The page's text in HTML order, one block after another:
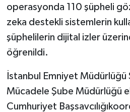
operasyonda 110 şüpheli
zeka destekli sistemlerin
şüphelilerin dijital izler
öğrenildi.
İstanbul Emniyet Müdürlüğü
Mücadele Şube Müdürlüğü
Cumhuriyet
Siyaset
Sokak Hayvanlarını
Sonsöz Özel
Spor
Vasıta